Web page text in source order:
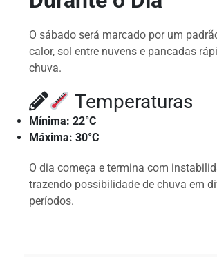
O sábado será marcado por um
calor, sol entre nuvens e pancadas
chuva.
Temperaturas
Mínima: 22°C
Máxima: 30°C
O dia começa e termina com
trazendo possibilidade de chuva em
períodos.